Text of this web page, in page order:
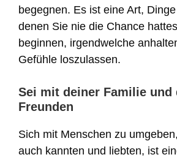
begegnen. Es ist eine Art,
denen Sie nie die Chance
beginnen, irgendwelche
Gefühle loszulassen.
Sei mit deiner Familie und
Freunden
Sich mit Menschen zu
auch kannten und liebten, ist